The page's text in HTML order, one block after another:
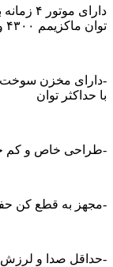
توان ماکزیمم ۴۳۰۰ وات
با حداکثر توان
-طراحی خاص و کم
-مجهز به قطع کن
-حداقل صدا و لرزش